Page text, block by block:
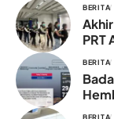
BERITA
PRT
BERITA
BERITA